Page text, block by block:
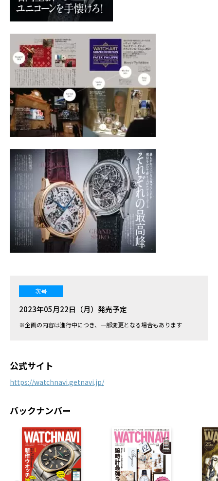
次号
2023年05月22日（月）発売予定
※企画の内容は進行中につき、一部変更となる場合もあります
公式サイト
https://watchnavi.getnavi.jp/
バックナンバー